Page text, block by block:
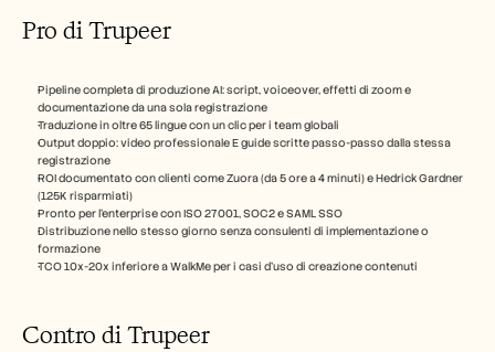
Pro di Trupeer
Pipeline completa di produzione AI: script, voiceover, effetti di zoom e
documentazione da una sola registrazione
Traduzione in oltre 65 lingue con un clic per i team globali
Output doppio: video professionale E guide scritte passo-passo dalla stessa
registrazione
ROI documentato con clienti come Zuora (da 5 ore a 4 minuti) e Hedrick Gardner
(125K risparmiati)
Pronto per l'enterprise con ISO 27001, SOC2 e SAML SSO
Distribuzione nello stesso giorno senza consulenti di implementazione o
formazione
TCO 10x-20x inferiore a WalkMe per i casi d'uso di creazione contenuti
Contro di Trupeer